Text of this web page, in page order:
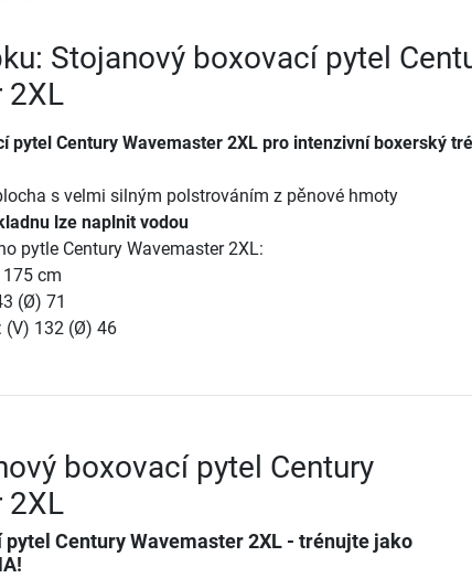
Stojanový boxovací pytel
2XL
pytel Century Wavemaster 2XL pro intenzivní boxerský
s velmi silným polstrováním z pěnové hmoty
lze naplnit vodou
pytle Century Wavemaster 2XL:
cm
(Ø) 71
(V) 132 (Ø) 46
boxovací pytel Century
2XL
Century Wavemaster 2XL- trénujte jako